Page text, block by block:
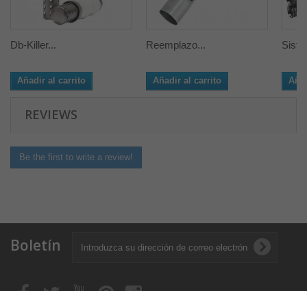
Db-Killer...
Añadir al carrito
Reemplazo...
Añadir al carrito
REVIEWS
Be the first to write a review!
Boletín